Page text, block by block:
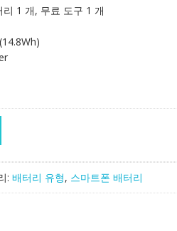
1 개, 무료 도구 1 개
: 배터리 유형, 스마트폰 배터리